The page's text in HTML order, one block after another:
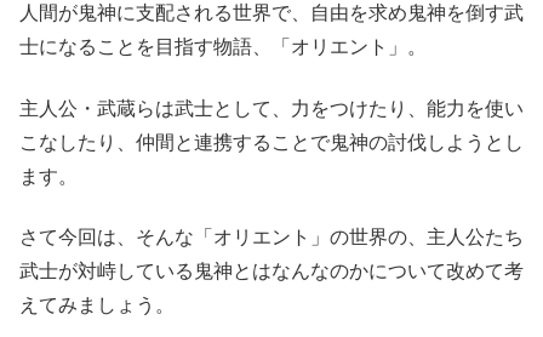
人間が鬼神に支配される世界で、自由を求め鬼神を倒す武
士になることを目指す物語、「オリエント」。
主人公・武蔵らは武士として、力をつけたり、能力を使い
こなしたり、仲間と連携することで鬼神の討伐しようとし
ます。
さて今回は、そんな「オリエント」の世界の、主人公たち
武士が対峙している鬼神とはなんなのかについて改めて考
えてみましょう。